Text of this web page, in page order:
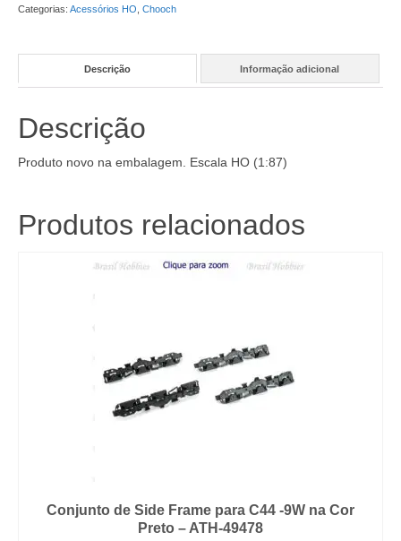
Linha
-
8320
Categorias: Acessórios HO Chooch
Descrição Informação adicional
Descrição
Produto novo na embalagem. Escala HO (1:87)
Produtos relacionados
Conjunto de Side Frame para C44 -9W na Cor
Preto – ATH-49478